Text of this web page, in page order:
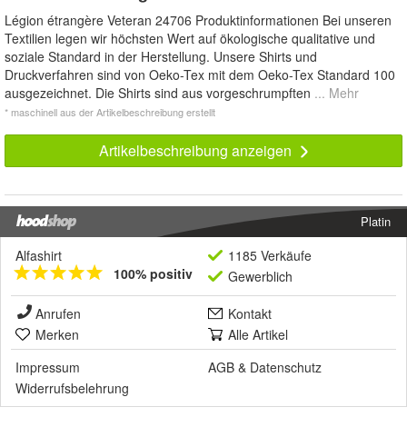
Légion étrangère Veteran 24706 Produktinformationen Bei unseren
Textilien legen wir höchsten Wert auf ökologische qualitative und
soziale Standard in der Herstellung. Unsere Shirts und
Druckverfahren sind von Oeko-Tex mit dem Oeko-Tex Standard 100
ausgezeichnet. Die Shirts sind aus vorgeschrumpften ... Mehr
* maschinell aus der Artikelbeschreibung erstellt
Artikelbeschreibung anzeigen
Platin
Alfashirt
100% positiv
1185 Verkäufe
Gewerblich
Anrufen
Kontakt
Merken
Alle Artikel
Impressum
AGB & Datenschutz
Widerrufsbelehrung